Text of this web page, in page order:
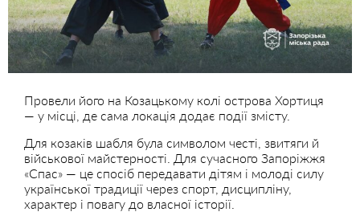
Провели його на Козацькому колі острова Хортиця
— у місці, де сама локація додає події змісту.
Для козаків шабля була символом честі, звитяги й
військової майстерності. Для сучасного Запоріжжя
«Спас» — це спосіб передавати дітям і молоді силу
української традиції через спорт, дисципліну,
характер і повагу до власної історії.